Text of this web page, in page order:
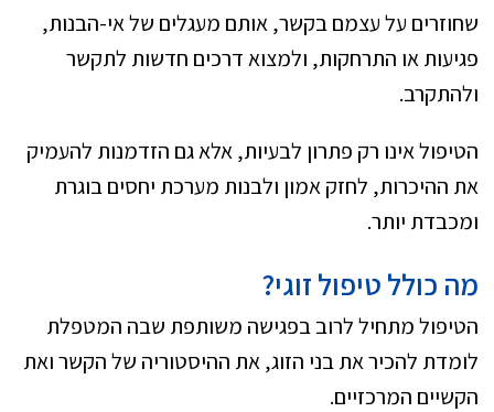
שחוזרים על עצמם בקשר, אותם מעגלים של אי-הבנות,
פגיעות או התרחקות, ולמצוא דרכים חדשות לתקשר
ולהתקרב.
הטיפול אינו רק פתרון לבעיות, אלא גם הזדמנות להעמיק
את ההיכרות, לחזק אמון ולבנות מערכת יחסים בוגרת
ומכבדת יותר.
מה כולל טיפול זוגי?
הטיפול מתחיל לרוב בפגישה משותפת שבה המטפלת
לומדת להכיר את בני הזוג, את ההיסטוריה של הקשר ואת
הקשיים המרכזיים.